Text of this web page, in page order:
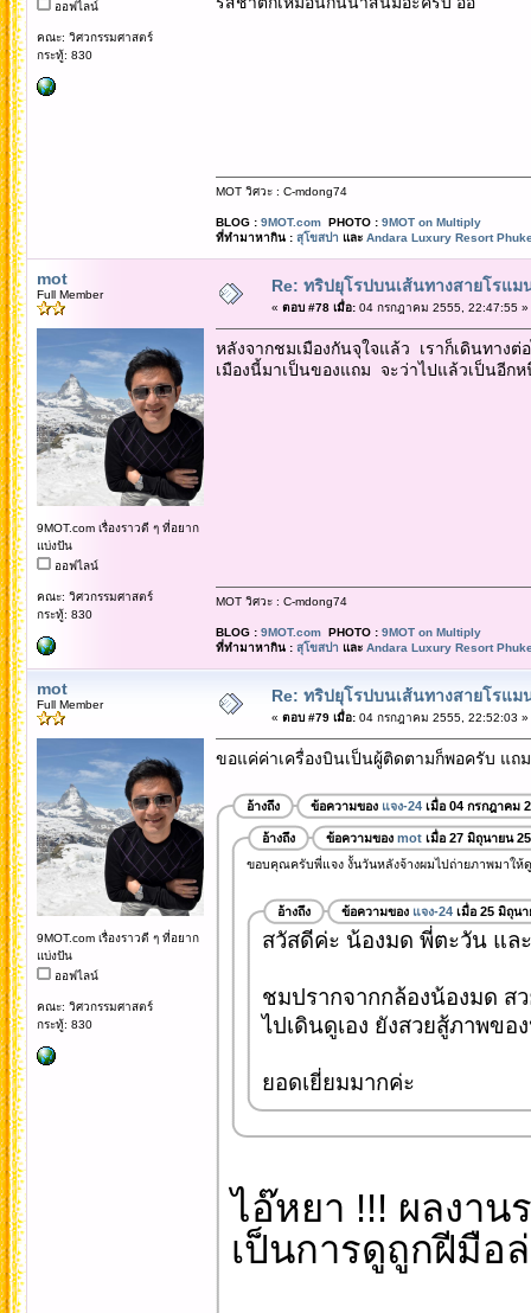
ออฟไลน์
คณะ: วิศวกรรมศาสตร์
กระทู้: 830
MOT วิศวะ : C-mdong74
BLOG : 9MOT.comPHOTO : 9MOT on Multiply
ที่ทำมาหากิน : สุโขสปา และ Andara Luxury Resort
mot
Full Member
9MOT.com เรื่องราวดี ๆ ที่อยาก
แบ่งปัน
ออฟไลน์
คณะ: วิศวกรรมศาสตร์
กระทู้: 830
Re: ทริปยุโรปบนเส้นทางสายโรแม
« ตอบ #78 เมื่อ:04 กรกฎาคม 2555, 22:47:55 »
หลังจากชมเมืองกันจุใจแล้ว เราก็เดินทางต่
เมืองนี้มาเป็นของแถม จะว่าไปแล้วเป็นอีก
MOT วิศวะ : C-mdong74
BLOG : 9MOT.comPHOTO : 9MOT on Multiply
ที่ทำมาหากิน : สุโขสปา และ Andara Luxury Resort
mot
Full Member
9MOT.com เรื่องราวดี ๆ ที่อยาก
แบ่งปัน
ออฟไลน์
คณะ: วิศวกรรมศาสตร์
กระทู้: 830
Re: ทริปยุโรปบนเส้นทางสายโรแม
« ตอบ #79 เมื่อ:04 กรกฎาคม 2555, 22:52:03 »
ขอแค่ค่าเครื่องบินเป็นผู้ติดตามก็พอครับ แถ
อ้างถึง ข้อความของ แจง-24เมื่อ 04 กรกฎาคม
อ้างถึง ข้อความของ motเมื่อ 27 มิถุนายน
ขอบคุณครับพี่แจง งั้นวันหลังจ้างผมไปถ่ายภาพมาให้
อ้างถึง ข้อความของ แจง-24เมื่อ 25 มิถุนา
สวัสดีค่ะ น้องมด พี่ตะวัน แล
ชมปรากจากกล้องน้องมด ส
ไปเดินดูเอง ยังสวยสู้ภาพขอ
ยอดเยี่ยมมากค่ะ
ไอ๊หยา !!! ผลงาน
เป็นการดูถูกฝีมือ